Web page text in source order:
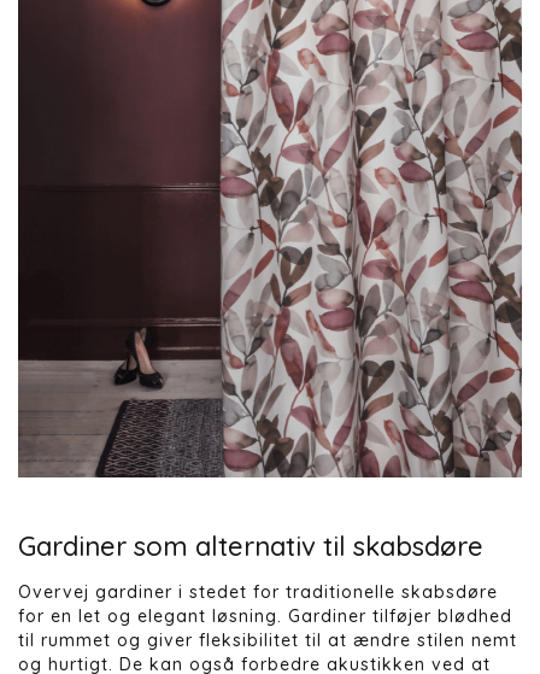
Gardiner som alternativ til skabsdøre
Overvej gardiner i stedet for traditionelle skabsdøre
for en let og elegant løsning. Gardiner tilføjer blødhed
til rummet og giver fleksibilitet til at ændre stilen nemt
og hurtigt. De kan også forbedre akustikken ved at